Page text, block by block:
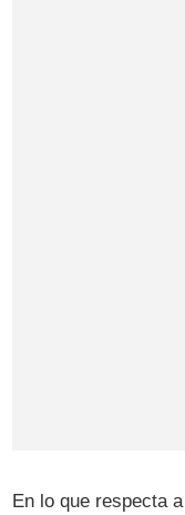
En lo que respecta